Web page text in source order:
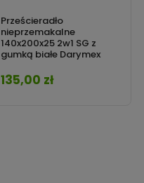
Prześcieradło
nieprzemakalne
140x200x25 2w1 SG z
gumką białe Darymex
Cena
135,00 zł